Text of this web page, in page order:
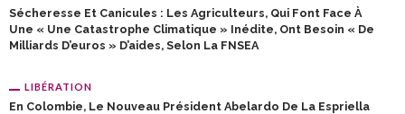
Sécheresse Et Canicules : Les Agriculteurs, Qui Font Face À
Une « Une Catastrophe Climatique » Inédite, Ont Besoin « De
Milliards D’euros » D’aides, Selon La FNSEA
LIBÉRATION
En Colombie, Le Nouveau Président Abelardo De La Espriella